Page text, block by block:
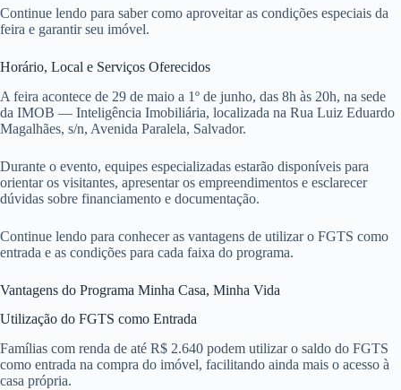
Continue lendo para saber como aproveitar as condições especiais da
feira e garantir seu imóvel.
Horário, Local e Serviços Oferecidos
A feira acontece de 29 de maio a 1º de junho, das 8h às 20h, na sede
da IMOB — Inteligência Imobiliária, localizada na Rua Luiz Eduardo
Magalhães, s/n, Avenida Paralela, Salvador.
Durante o evento, equipes especializadas estarão disponíveis para
orientar os visitantes, apresentar os empreendimentos e esclarecer
dúvidas sobre financiamento e documentação.
Continue lendo para conhecer as vantagens de utilizar o FGTS como
entrada e as condições para cada faixa do programa.
Vantagens do Programa Minha Casa, Minha Vida
Utilização do FGTS como Entrada
Famílias com renda de até R$ 2.640 podem utilizar o saldo do FGTS
como entrada na compra do imóvel, facilitando ainda mais o acesso à
casa própria.